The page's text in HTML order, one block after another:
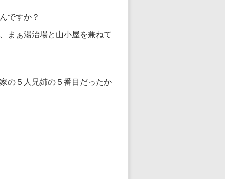
ですか？
まぁ湯治場と山小屋を兼ねて
の５人兄姉の５番目だったか